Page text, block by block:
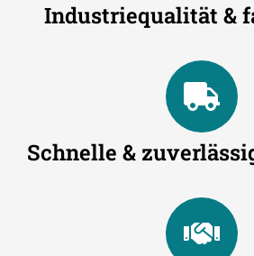
Industriequalität &
Schnelle &